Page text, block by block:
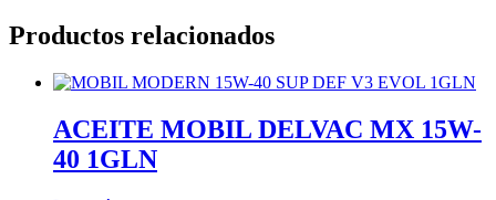
Productos relacionados
ACEITE MOBIL DELVAC MX 15W-
40 1GLN